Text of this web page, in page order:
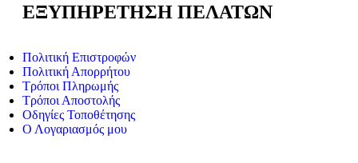
ΕΞΥΠΗΡΕΤΗΣΗ ΠΕΛΑΤΩΝ
Πολιτική Επιστροφών
Πολιτική Απορρήτου
Τρόποι Πληρωμής
Τρόποι Αποστολής
Οδηγίες Τοποθέτησης
Ο Λογαριασμός μου